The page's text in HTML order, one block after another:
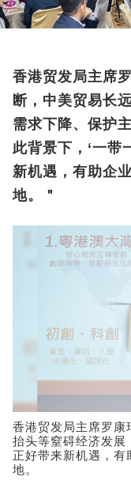
香港贸发局主席
断，中美贸易长
需求下降、保护
此背景下，‘一带
新机遇，有助企
地。＂
香港贸发局主席罗康
抬头等窒碍经济发展
正好带来新机遇，
地。